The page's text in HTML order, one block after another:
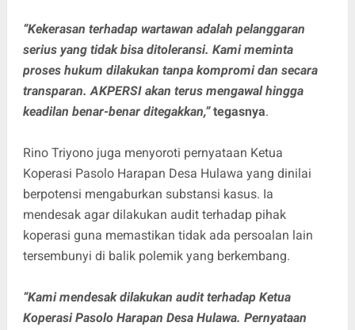
“Kekerasan terhadap wartawan adalah pelanggaran
serius yang tidak bisa ditoleransi. Kami meminta
proses hukum dilakukan tanpa kompromi dan secara
transparan. AKPERSI akan terus mengawal hingga
keadilan benar-benar ditegakkan,” tegasnya.
Rino Triyono juga menyoroti pernyataan Ketua
Koperasi Pasolo Harapan Desa Hulawa yang dinilai
berpotensi mengaburkan substansi kasus. Ia
mendesak agar dilakukan audit terhadap pihak
koperasi guna memastikan tidak ada persoalan lain
tersembunyi di balik polemik yang berkembang.
“Kami mendesak dilakukan audit terhadap Ketua
Koperasi Pasolo Harapan Desa Hulawa. Pernyataan